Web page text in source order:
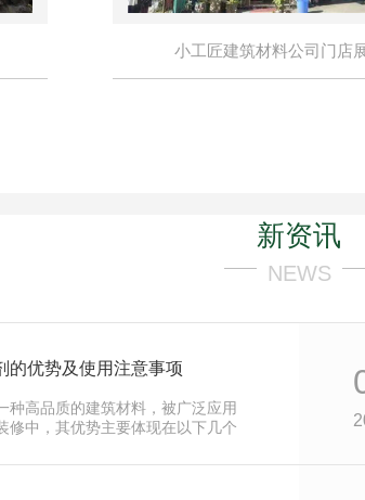
小工匠建筑材料公司门店
新资讯
NEWS
的优势及使用注意事项
种高品质的建筑材料，被广泛应用
修中，其优势主要体现在以下几个